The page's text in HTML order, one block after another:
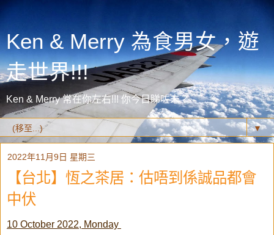
Ken & Merry 為食男女，遊
走世界!!!
Ken & Merry 常在你左右!!! 你今日睇咗未？
▼
2022年11月9日 星期三
【台北】恆之茶居：估唔到係誠品都會
中伏
10 October 2022, Monday